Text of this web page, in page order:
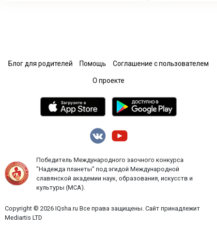
Блог для родителей Помощь Соглашение с пользователем
О проекте
Copyright © 2026 IQsha.ru Все права защищены. Сайт принадлежит
Mediartis LTD
Победитель Международного заочного конкурса
"Надежда планеты" под эгидой Международной
славянской академии наук, образования, искусств и
культуры (МСА).